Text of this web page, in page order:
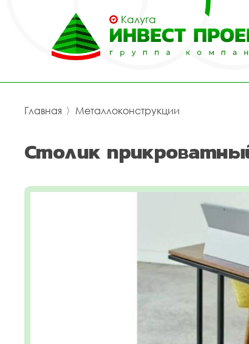
Калуга
Главная 〉 Металлоконструкции
Столик